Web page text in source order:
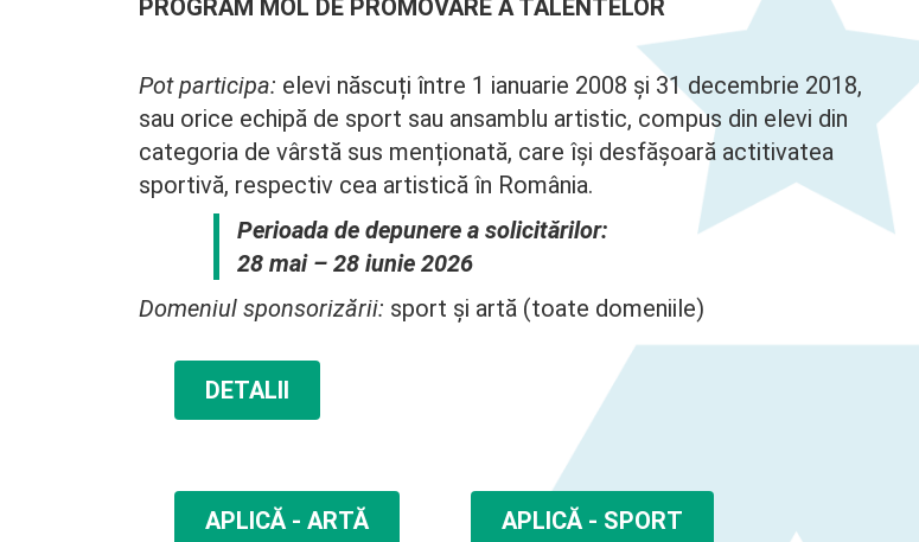
PROGRAM MOL DE PROMOVARE A TALENTELOR
Pot participa: elevi născuți între 1 ianuarie 2008 și 31 decembrie 2018,
sau orice echipă de sport sau ansamblu artistic, compus din elevi din
categoria de vârstă sus menționată, care își desfășoară actitivatea
sportivă, respectiv cea artistică în România.
Perioada de depunere a solicitărilor:
28 mai – 28 iunie 2026
Domeniul sponsorizării: sport și artă (toate domeniile)
DETALII
APLICĂ - ARTĂ APLICĂ - SPORT